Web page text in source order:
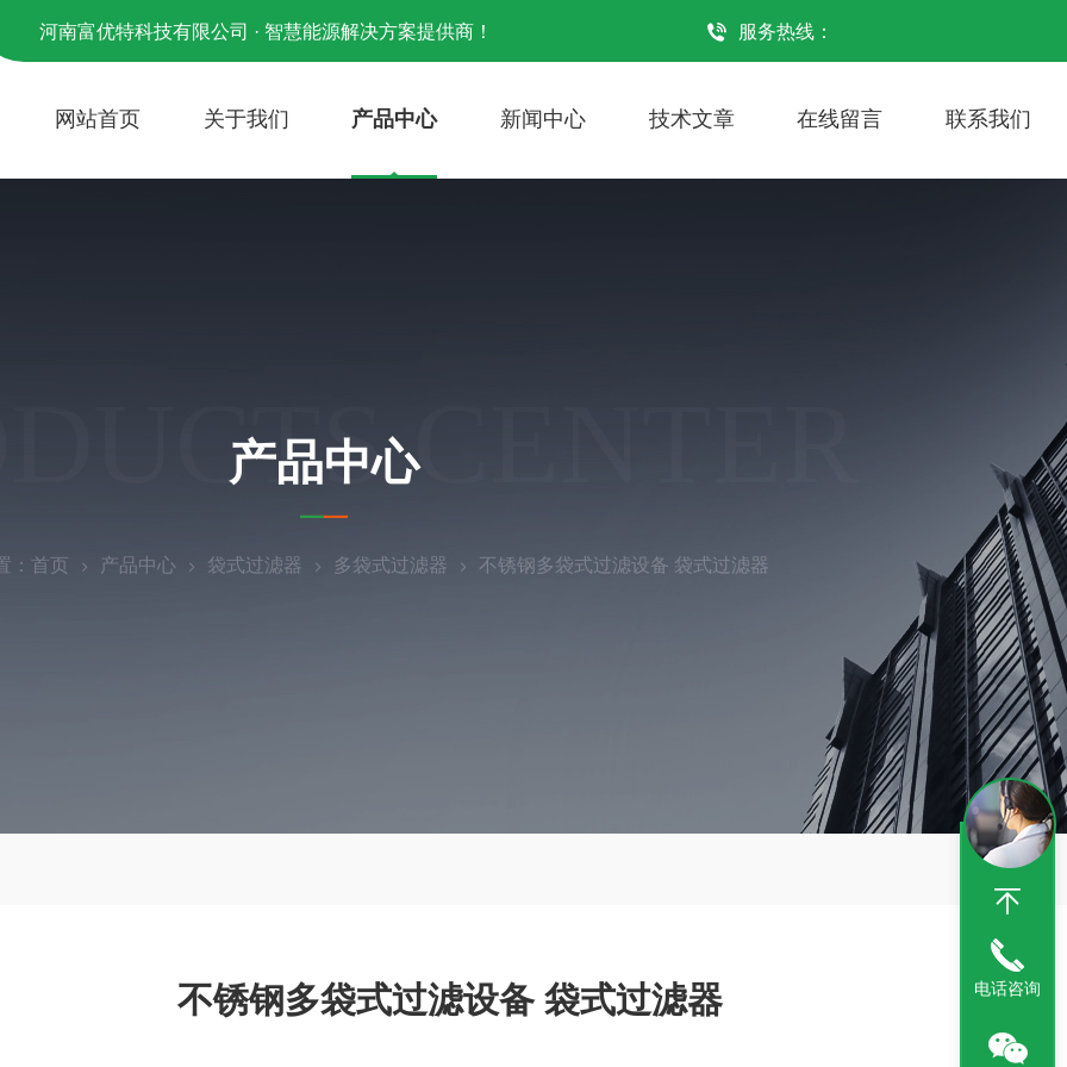
河南富优特科技有限公司 · 智慧能源解决方案提供商！ 服务热线：
网站首页 关于我们 产品中心 新闻中心 技术文章 在线留言 联系我们
CENTER
产品中心
： 首页 产品中心 袋式过滤器 多袋式过滤器 不锈钢多袋式过滤设备 袋式过滤器
不锈钢多袋式过滤设备 袋式过滤器 电话咨询